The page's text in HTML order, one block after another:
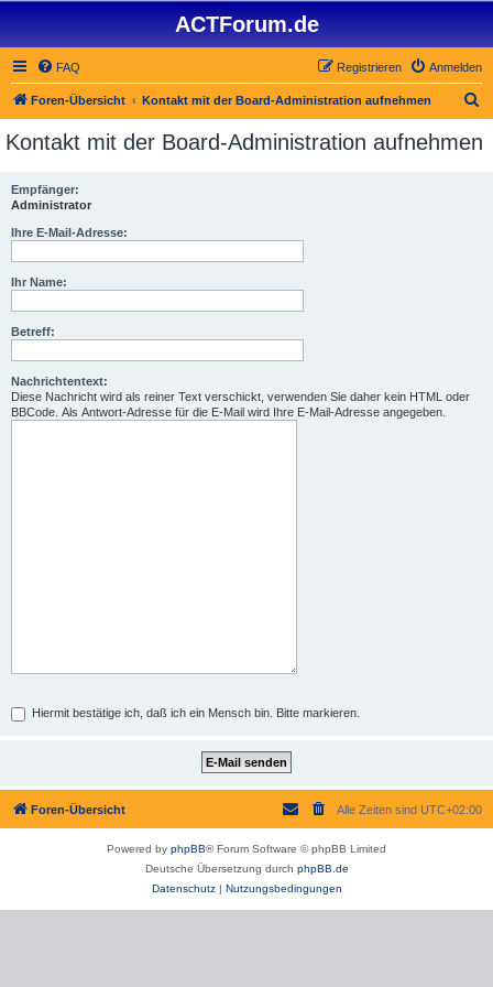
ACTForum.de
FAQ Anmelden
Registrieren
Foren-Übersicht Kontakt mit der Board-Administration aufnehmen
c
Kontakt mit der Board-Administration aufnehmen
Empfänger:
Administrator
Ihre E-Mail-Adresse:
Ihr Name:
Betreff:
Nachrichtentext:
Diese Nachricht wird als reiner Text verschickt, verwenden Sie daher kein HTML oder
BBCode. Als Antwort-Adresse für die E-Mail wird Ihre E-Mail-Adresse angegeben.
Hiermit bestätige ich, daß ich ein Mensch bin. Bitte markieren.
Foren-Übersicht Alle Zeiten sind UTC+02:00
Powered by phpBB® Forum Software © phpBB Limited
Deutsche Übersetzung durch phpBB.de
Datenschutz| Nutzungsbedingungen